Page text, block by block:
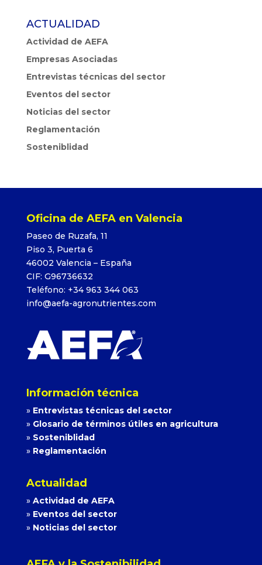
ACTUALIDAD
Actividad de AEFA
Empresas Asociadas
Entrevistas técnicas del sector
Eventos del sector
Noticias del sector
Reglamentación
Sosteniblidad
Oficina de AEFA en Valencia
Paseo de Ruzafa, 11
Piso 3, Puerta 6
46002 Valencia – España
CIF: G96736632
Teléfono: +34 963 344 063
info@aefa-agronutrientes.com
Información técnica
» Entrevistas técnicas del sector
» Glosario de términos útiles en agricultura
» Sosteniblidad
» Reglamentación
Actualidad
» Actividad de AEFA
» Eventos del sector
» Noticias del sector